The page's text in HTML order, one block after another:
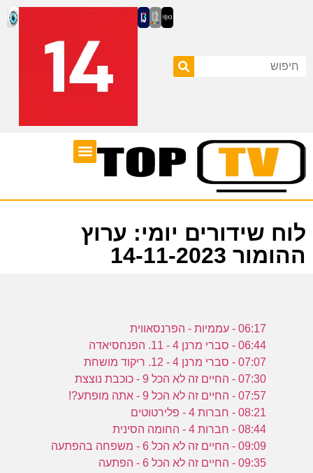
לוח שידורים יומי: ערוץ
ההומור 14-11-2023
06:17 - עממיות - הפרנסאווית
06:44 - סברי מרנן 4 - 11. הפנחסיאדה
07:07 - סברי מרנן 4 - 12. ריקוד מושחת
07:30 - החיים זה לא הכל 9 - כוכבת נוצצת
07:57 - החיים זה לא הכל 9 - אתה מופתע?!
08:21 - חברות 4 - פלירטוטים
08:44 - חברות 4 - החומה הסינית
09:09 - החיים זה לא הכל 6 - משפחה בהפתעה
09:35 - החיים זה לא הכל 6 - הפתעה